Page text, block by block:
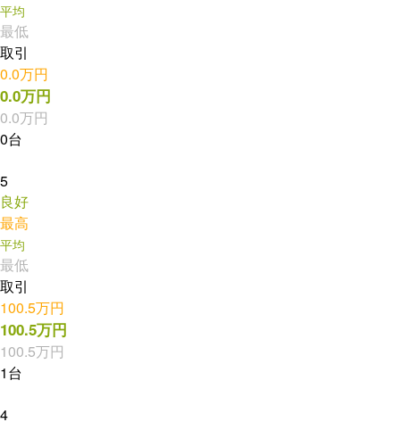
平均
最低
取引
0.0万円
0.0万円
0.0万円
0台
5
良好
最高
平均
最低
取引
100.5万円
100.5万円
100.5万円
1台
4